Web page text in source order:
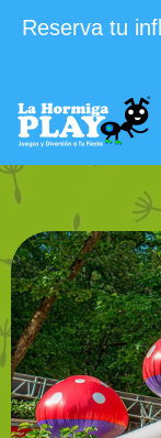
Reserva tu